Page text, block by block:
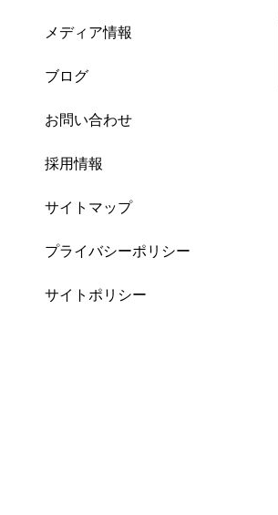
メディア情報
ブログ
お問い合わせ
採用情報
サイトマップ
プライバシーポリシー
サイトポリシー